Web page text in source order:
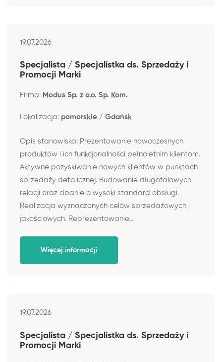
19.07.2026
Specjalista / Specjalistka ds. Sprzedaży i
Promocji Marki
Firma: Modus Sp. z o.o. Sp. Kom.
Lokalizacja: pomorskie / Gdańsk
Opis stanowiska: Prezentowanie nowoczesnych
produktów i ich funkcjonalności pełnoletnim klientom.
Aktywne pozyskiwanie nowych klientów w punktach
sprzedaży detalicznej. Budowanie długofalowych
relacji oraz dbanie o wysoki standard obsługi.
Realizacja wyznaczonych celów sprzedażowych i
jakościowych. Reprezentowanie...
Więcej informacji
19.07.2026
Specjalista / Specjalistka ds. Sprzedaży i
Promocji Marki